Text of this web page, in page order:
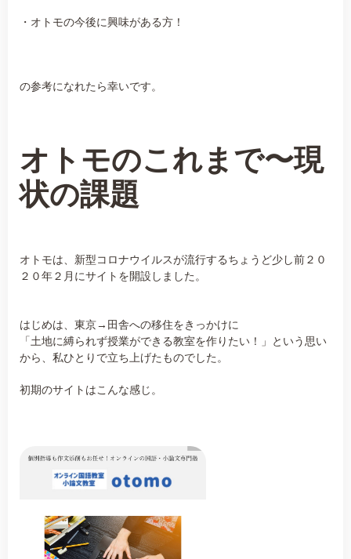
・オトモの今後に興味がある方！
の参考になれたら幸いです。
オトモのこれまで〜現
状の課題
オトモは、新型コロナウイルスが流行するちょうど少し前２０
２０年２月にサイトを開設しました。
はじめは、東京→田舎への移住をきっかけに
「土地に縛られず授業ができる教室を作りたい！」という思い
から、私ひとりで立ち上げたものでした。
初期のサイトはこんな感じ。